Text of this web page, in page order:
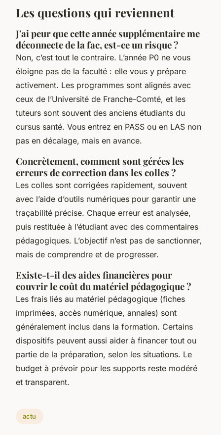
Les questions qui reviennent
J'ai peur que cette année supplémentaire me
déconnecte de la fac, est-ce un risque ?
Non, c’est tout le contraire. L’année P0 ne vous
éloigne pas de la faculté : elle vous y prépare
activement. Les programmes sont alignés avec
ceux de l’Université de Franche-Comté, et les
tuteurs sont souvent des anciens étudiants du
cursus santé. Vous entrez en PASS ou en LAS non
pas en décalage, mais en avance.
Concrètement, comment sont gérées les
erreurs de correction dans les colles ?
Les colles sont corrigées rapidement, souvent
avec l’aide d’outils numériques pour garantir une
traçabilité précise. Chaque erreur est analysée,
puis restituée à l’étudiant avec des commentaires
pédagogiques. L’objectif n’est pas de sanctionner,
mais de comprendre et de progresser.
Existe-t-il des aides financières pour
couvrir le coût du matériel pédagogique ?
Les frais liés au matériel pédagogique (fiches
imprimées, accès numérique, annales) sont
généralement inclus dans la formation. Certains
dispositifs peuvent aussi aider à financer tout ou
partie de la préparation, selon les situations. Le
budget à prévoir pour les supports reste modéré
et transparent.
actu